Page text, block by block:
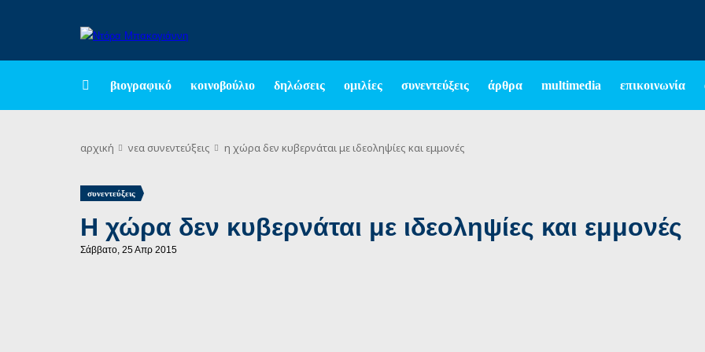
βιογραφικό κοινοβούλιο δηλώσεις ομιλίες συνεντεύξεις άρθρα multimedia επικοινωνία
αρχική νεα συνεντεύξεις η χώρα δεν κυβερνάται με ιδεοληψίες και εμμονές
συνεντεύξεις
Η χώρα δεν κυβερνάται με ιδεοληψίες και εμμονές
Σάββατο, 25 Απρ 2015